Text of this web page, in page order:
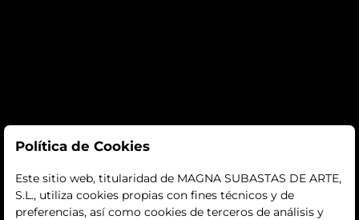
Subastas
subastas
histórico
Política de Cookies
Este sitio web, titularidad de MAGNA SUBASTAS DE ARTE,
S.L., utiliza cookies propias con fines técnicos y de
preferencias, así como cookies de terceros de análisis y